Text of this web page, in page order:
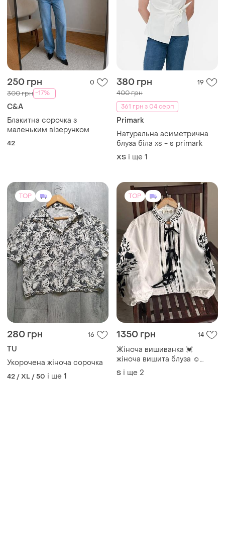
250 грн 0
300 грн -17%
C&A
Блакитна сорочка з
маленьким візерунком
42
380 грн 19
400 грн
361 грн з 04 серп
Primark
Натуральна асиметрична
блуза біла xs - s primark
ХS і ще 1
TOP
280 грн 16
TU
Укорочена жіноча сорочка
42 / XL / 50 і ще 1
TOP
1350 грн 14
Жіноча вишиванка 💓
жіноча вишита блуза ☺️
жіноча біла вишиванка 💓
S і ще 2